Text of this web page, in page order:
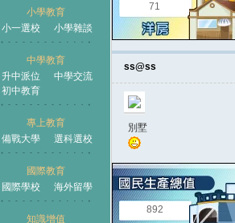
小學教育
小一選校
小學雜談
中學教育
升中派位
中學交流
初中教育
專上教育
備戰大學
選科選校
國際教育
國際學校
海外留學
知識增值
71
ss@ss
別墅
892